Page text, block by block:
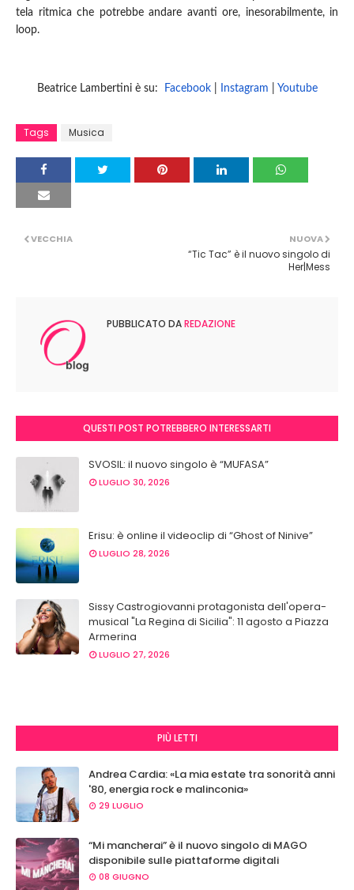
tela ritmica che potrebbe andare avanti ore, inesorabilmente, in
loop.
Beatrice Lambertini è su: Facebook| Instagram Youtube
Tags Musica
NUOVA
“Tic Tac” è il nuovo singolo di
Her|Mess
VECCHIA
PUBBLICATO DAREDAZIONE
QUESTI POST POTREBBERO INTERESSARTI
SVOSIL: il nuovo singolo è “MUFASA”
LUGLIO 30, 2026
Erisu: è online il videoclip di “Ghost of Ninive”
LUGLIO 28, 2026
Sissy Castrogiovanni protagonista dell'opera-
musical "La Regina di Sicilia": 11 agosto a Piazza
Armerina
LUGLIO 27, 2026
PIÙ LETTI
Andrea Cardia: «La mia estate tra sonorità anni
'80, energia rock e malinconia»
29 LUGLIO
“Mi mancherai” è il nuovo singolo di MAGO
disponibile sulle piattaforme digitali
08 GIUGNO